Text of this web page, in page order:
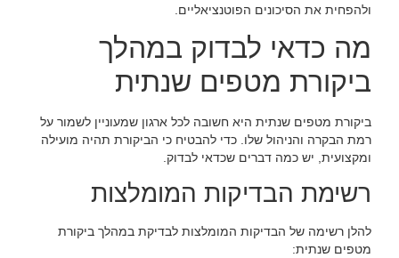
ולהפחית את הסיכונים הפוטנציאליים.
מה כדאי לבדוק במהלך
ביקורת מטפים שנתית
ביקורת מטפים שנתית היא חשובה לכל ארגון שמעוניין לשמור על
רמת הבקרה והניהול שלו. כדי להבטיח כי הביקורת תהיה מועילה
ומקצועית, יש כמה דברים שכדאי לבדוק.
רשימת הבדיקות המומלצות
להלן רשימה של הבדיקות המומלצות לבדיקת במהלך ביקורת
מטפים שנתית: